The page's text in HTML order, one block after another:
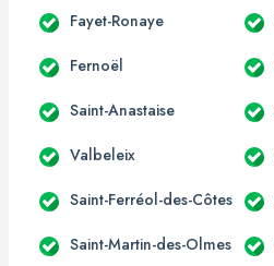
Fayet-Ronaye
Fernoël
Saint-Anastaise
Valbeleix
Saint-Ferréol-des-Côtes
Saint-Martin-des-Olmes